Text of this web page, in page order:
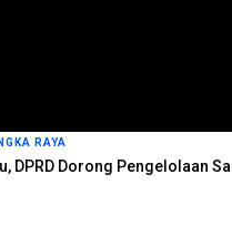
RAYA
DPRD Dorong Pengelolaan